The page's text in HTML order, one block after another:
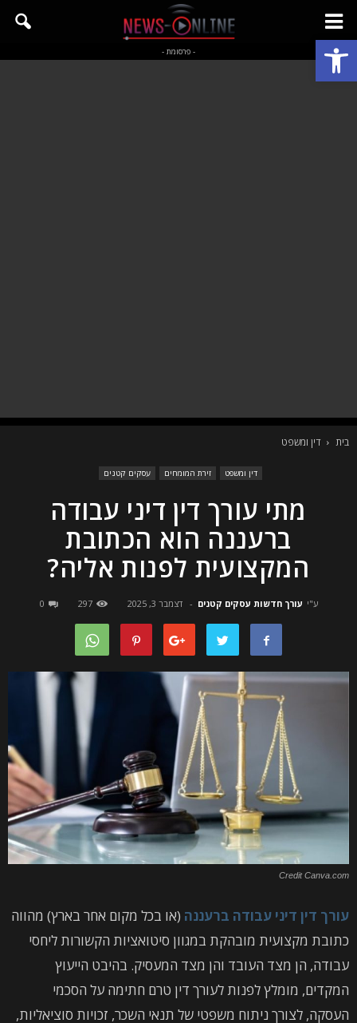
פתח סרגל נגישות - פרסומת -
בית דין ומשפט
דין ומשפט זירת המומחים עסקים קטנים
מתי עורך דין דיני עבודה
ברעננה הוא הכתובת
המקצועית לפנות אליה?
ע"י עורך חדשות עסקים קטנים - דצמבר 3, 2025 297
0
Credit Canva.com
עורך דין דיני עבודה ברעננה (או בכל מקום אחר בארץ) מהווה
כתובת מקצועית מובהקת במגוון סיטואציות הקשורות ליחסי
עבודה, הן מצד העובד והן מצד המעסיק. בהיבט הייעוץ
המקדים, מומלץ לפנות לעורך דין טרם חתימה על הסכמי
העסקה, לצורך ניתוח משפטי של תנאי השכר, זכויות סוציאליות,